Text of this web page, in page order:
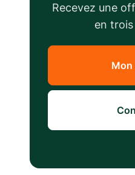
Recevez une
en
Mon